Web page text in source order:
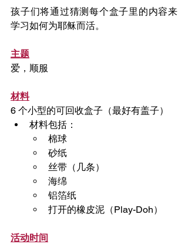
孩子们将通过猜测每个盒子里的内容来
学习如何为耶稣而活。
主题
爱，顺服
材料
6 个小型的可回收盒子（最好有盖子）
材料包括：
棉球
砂纸
丝带（几条）
海绵
铝箔纸
打开的橡皮泥（Play-Doh）
活动时间